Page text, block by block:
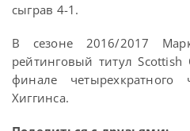
сыграв 4-1.
В сезоне 2016/2017
рейтинговый титул
финале
Хиггинса.